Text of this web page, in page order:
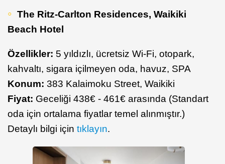
The Ritz-Carlton Residences, Waikiki
Beach Hotel
Özellikler: 5 yıldızlı, ücretsiz Wi-Fi, otopark,
kahvaltı, sigara içilmeyen oda, havuz, SPA
Konum: 383 Kalaimoku Street, Waikiki
Fiyat: Geceliği 438€ - 461€ arasında (Standart
oda için ortalama fiyatlar temel alınmıştır.)
Detaylı bilgi için tıklayın.